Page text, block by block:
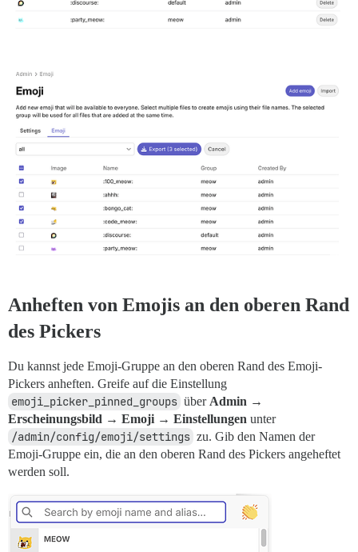
Anheften von Emojis an den oberen Rand
des Pickers
Du kannst jede Emoji-Gruppe an den oberen Rand des Emoji-
Pickers anheften. Greife auf die Einstellung
emoji_picker_pinned_groups überAdmin →
Erscheinungsbild → Emoji → Einstellungen unter
/admin/config/emoji/settings zu. Gib den Namen der
Emoji-Gruppe ein, die an den oberen Rand des Pickers angeheftet
werden soll.